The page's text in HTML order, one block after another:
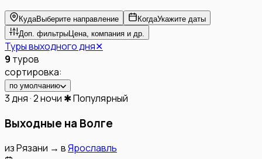
КудаВыберите направление КогдаУкажите даты
Доп. фильтры Цена, компания и др.
Туры выходного дня✕
9 туров
сортировка:
по умолчанию
3 дня · 2 ночи ✱ Популярный
Выходные на Волге
изРязани → вЯрославль